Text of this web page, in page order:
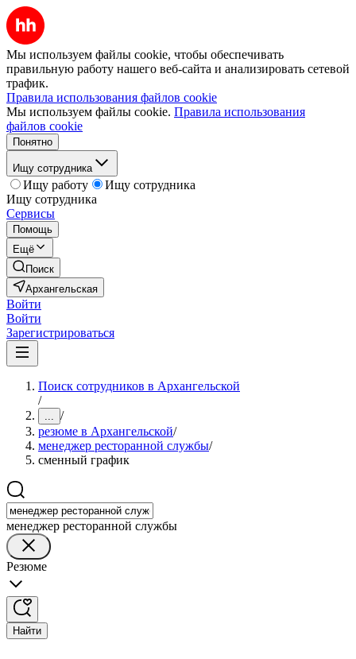
Мы используем файлы cookie, чтобы обеспечивать
правильную работу нашего веб-сайта и анализировать сетевой
трафик.
Правила использования файлов cookie
Мы используем файлы cookie. Правила использования
файлов cookie
Понятно
Ищу сотрудника
Ищу работу
Ищу сотрудника
Ищу сотрудника
Сервисы
Помощь
Ещё
Поиск
Архангельская
Войти
Войти
Зарегистрироваться
Поиск сотрудников в Архангельской
/
... /
резюме в Архангельской/
менеджер ресторанной службы/
сменный график
менеджер ресторанной службы
Резюме
Найти